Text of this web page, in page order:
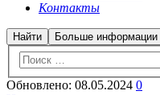
Контакты
Найти Больше информации
Обновлено: 08.05.2024 0